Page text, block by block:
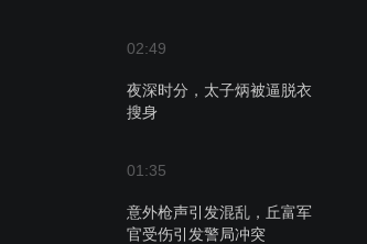
02:49
夜深时分，太子炳被逼脱衣
搜身
01:35
意外枪声引发混乱，丘富军
官受伤引发警局冲突